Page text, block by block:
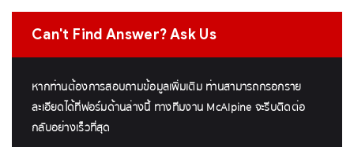
Can't Find Answer? Ask Us
หากท่านต้องการสอบถามข้อมูลเพิ่มเติม ท่านสามารถกรอกราย
ละเอียดได้ที่ฟอร์มด้านล่างนี้ ทางทีมงาน McAlpine จะรีบติดต่อ
กลับอย่างเร็วที่สุด